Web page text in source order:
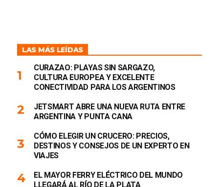
LAS MÁS LEÍDAS
CURAZAO: PLAYAS SIN SARGAZO,
CULTURA EUROPEA Y EXCELENTE
CONECTIVIDAD PARA LOS ARGENTINOS
JETSMART ABRE UNA NUEVA RUTA ENTRE
ARGENTINA Y PUNTA CANA
CÓMO ELEGIR UN CRUCERO: PRECIOS,
DESTINOS Y CONSEJOS DE UN EXPERTO EN
VIAJES
EL MAYOR FERRY ELÉCTRICO DEL MUNDO
LLEGARÁ AL RÍO DE LA PLATA